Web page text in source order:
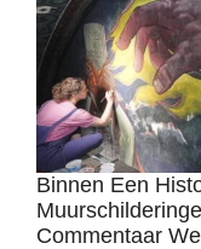
Binnen Een
Commentaar